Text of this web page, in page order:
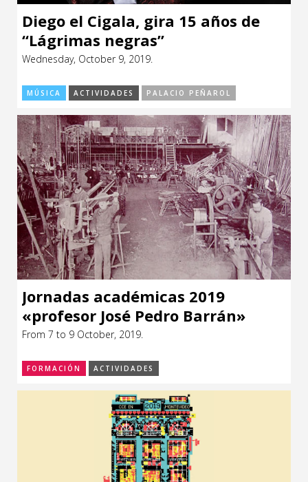
Diego el Cigala, gira 15 años de
“Lágrimas negras”
Wednesday, October 9, 2019.
MÚSICA ACTIVIDADES PALACIO PEÑAROL
Jornadas académicas 2019
«profesor José Pedro Barrán»
From 7 to 9 October, 2019.
FORMACIÓN ACTIVIDADES